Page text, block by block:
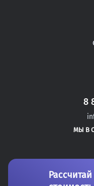
8
МЫ В
Рассчитай